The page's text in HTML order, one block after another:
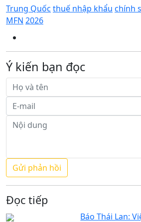
Trung Quốc thuế nhập khẩu chính
MFN 2026
Ý kiến bạn đọc
Đọc tiếp
Báo Thái Lan: